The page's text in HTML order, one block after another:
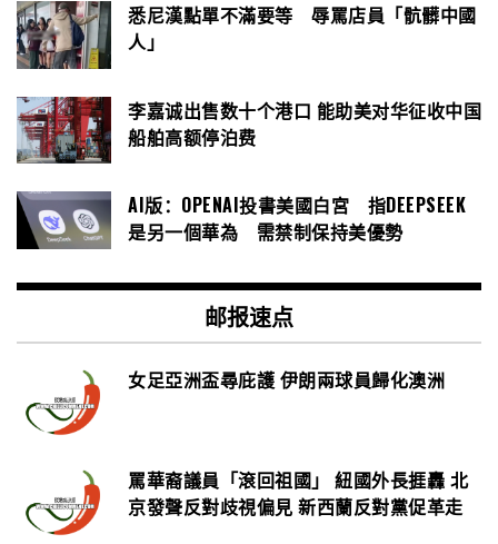
悉尼漢點單不滿要等 辱罵店員「骯髒中國
人」
李嘉诚出售数十个港口 能助美对华征收中国
船舶高额停泊费
AI版：OPENAI投書美國白宮 指DEEPSEEK
是另一個華為 需禁制保持美優勢
邮报速点
女足亞洲盃尋庇護 伊朗兩球員歸化澳洲
罵華裔議員「滾回祖國」 紐國外長捱轟 北
京發聲反對歧視偏見 新西蘭反對黨促革走